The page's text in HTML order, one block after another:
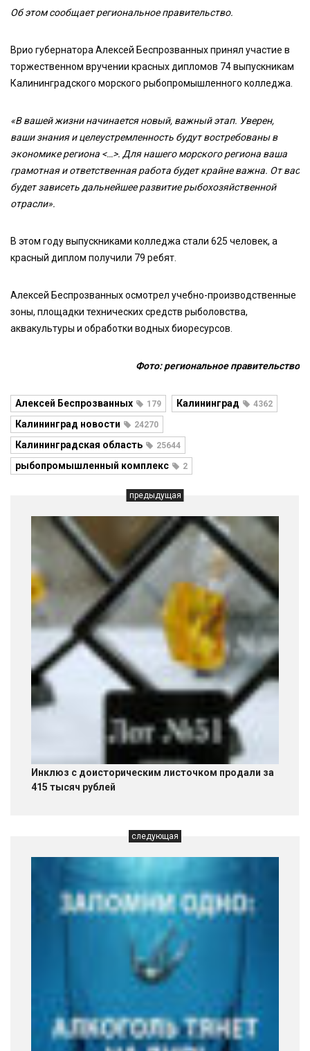
Об этом сообщает региональное правительство.
Врио губернатора Алексей Беспрозванных принял участие в
торжественном вручении красных дипломов 74 выпускникам
Калининградского морского рыбопромышленного колледжа.
«В вашей жизни начинается новый, важный этап. Уверен,
ваши знания и целеустремленность будут востребованы в
экономике региона <…>. Для нашего морского региона ваша
грамотная и ответственная работа будет крайне важна. От вас
будет зависеть дальнейшее развитие рыбохозяйственной
отрасли».
В этом году выпускниками колледжа стали 625 человек, а
красный диплом получили 79 ребят.
Алексей Беспрозванных осмотрел учебно-производственные
зоны, площадки технических средств рыболовства,
аквакультуры и обработки водных биоресурсов.
Фото: региональное правительство
Алексей Беспрозванных 179 Калининград 4362
Калининград новости 24270
Калининградская область 25644
рыбопромышленный комплекс 2
предыдущая
Инклюз с доисторическим листочком продали за
415 тысяч рублей
следующая